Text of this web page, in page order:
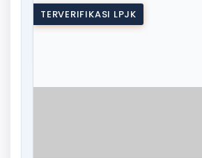
TERVERIFIKASI LPJK